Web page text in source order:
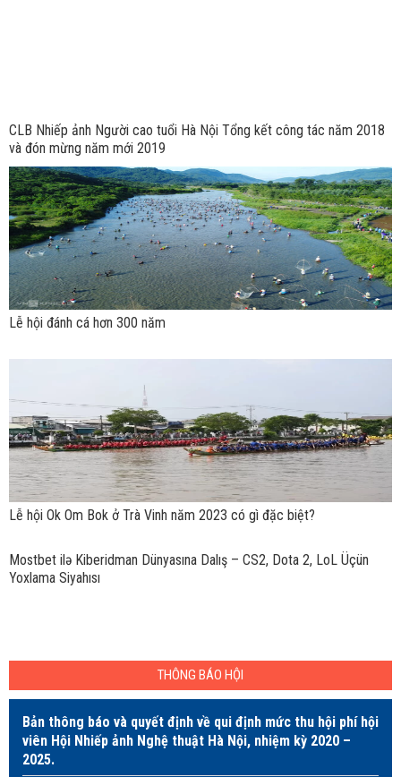
CLB Nhiếp ảnh Người cao tuổi Hà Nội Tổng kết công tác năm 2018
và đón mừng năm mới 2019
Lễ hội đánh cá hơn 300 năm
Lễ hội Ok Om Bok ở Trà Vinh năm 2023 có gì đặc biệt?
Mostbet ilə Kiberidman Dünyasına Dalış – CS2, Dota 2, LoL Üçün
Yoxlama Siyahısı
THÔNG BÁO HỘI
Bản thông báo và quyết định về qui định mức thu hội phí hội
viên Hội Nhiếp ảnh Nghệ thuật Hà Nội, nhiệm kỳ 2020 –
2025.